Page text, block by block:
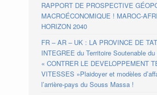
RAPPORT DE PROSPECTIVE
MACROÉCONOMIQUE ! MAROC-
HORIZON 2040
FR – AR – UK : LA PROVINCE DE
INTEGREE du Territoire Soutenable
« CONTRER LE DEVELOPPEMENT
VITESSES »Plaidoyer et modèles
l’arrière-pays du Souss Massa !